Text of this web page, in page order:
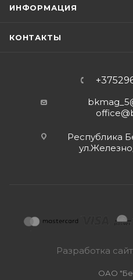
ИНФОРМАЦИЯ
КОНТАКТЫ
Республика
Разработка
ОАО